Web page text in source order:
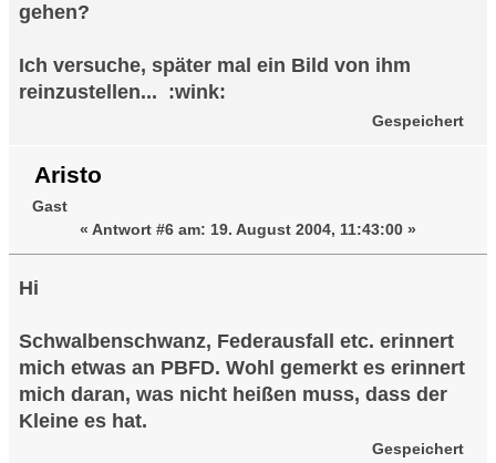
gehen?
Ich versuche, später mal ein Bild von ihm
reinzustellen... :wink:
Gespeichert
Aristo
Gast
« Antwort #6 am: 19. August 2004, 11:43:00 »
Hi
Schwalbenschwanz, Federausfall etc. erinnert
mich etwas an PBFD. Wohl gemerkt es erinnert
mich daran, was nicht heißen muss, dass der
Kleine es hat.
Gespeichert